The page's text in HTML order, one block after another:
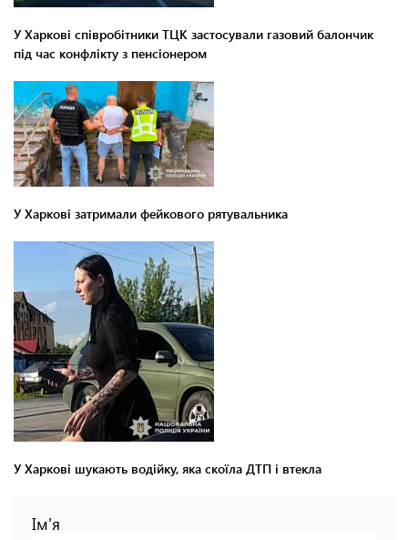
У Харкові співробітники ТЦК застосували газовий балончик
під час конфлікту з пенсіонером
У Харкові затримали фейкового рятувальника
У Харкові шукають водійку, яка скоїла ДТП і втекла
Ім'я